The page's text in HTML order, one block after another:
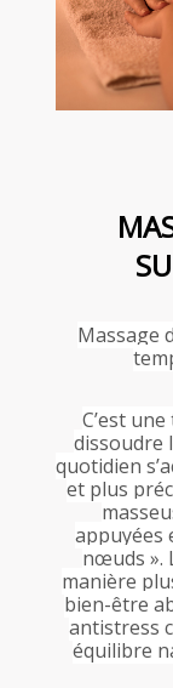
Massage
C’est
dissoudre
quotidien
et plus
appuyées
nœuds ».
manière
bien-être
antistress
équilibre